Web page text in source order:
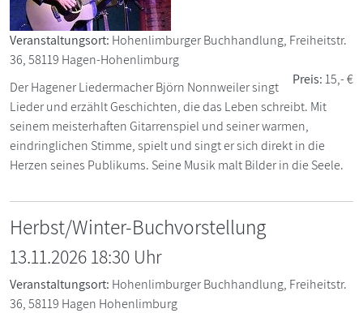
Veranstaltungsort: Hohenlimburger Buchhandlung, Freiheitstr.
36, 58119 Hagen-Hohenlimburg
Preis:15,- €
Der Hagener Liedermacher Björn Nonnweiler singt
Lieder und erzählt Geschichten, die das Leben schreibt. Mit
seinem meisterhaften Gitarrenspiel und seiner warmen,
eindringlichen Stimme, spielt und singt er sich direkt in die
Herzen seines Publikums. Seine Musik malt Bilder in die Seele.
Herbst/Winter-Buchvorstellung
13.11.2026 18:30 Uhr
Veranstaltungsort: Hohenlimburger Buchhandlung, Freiheitstr.
36, 58119 Hagen Hohenlimburg